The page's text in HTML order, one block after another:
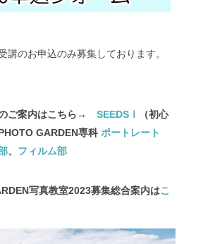
講のお申込のみ募集しております。
ご案内はこちら→ SEEDSⅠ
（初心
GARDEN専科 ポートレート
、 フィルム部
写真教室2023募集総合案内はこ